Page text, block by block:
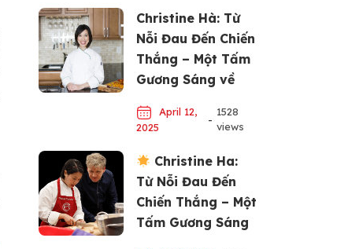
Christine Hà: Từ
Nỗi Đau Đến Chiến
Thắng – Một Tấm
Gương Sáng về
April 12,
2025
-
1528
views
Christine Ha:
Từ Nỗi Đau Đến
Chiến Thắng – Một
Tấm Gương Sáng